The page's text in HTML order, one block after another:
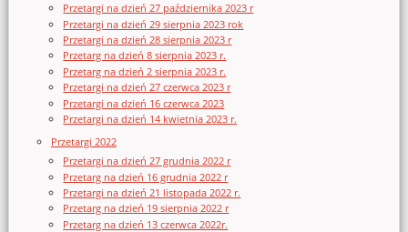
Przetargi na dzień 27 października 2023 r
Przetargi na dzień 29 sierpnia 2023 rok
Przetargi na dzień 28 sierpnia 2023 r
Przetarg na dzień 8 sierpnia 2023 r.
Przetarg na dzień 2 sierpnia 2023 r.
Przetargi na dzień 27 czerwca 2023 r
Przetargi na dzień 16 czerwca 2023
Przetargi na dzień 14 kwietnia 2023 r.
Przetargi 2022
Przetargi na dzień 27 grudnia 2022 r
Przetarg na dzień 16 grudnia 2022 r
Przetargi na dzień 21 listopada 2022 r.
Przetarg na dzień 19 sierpnia 2022 r
Przetarg na dzień 13 czerwca 2022r.